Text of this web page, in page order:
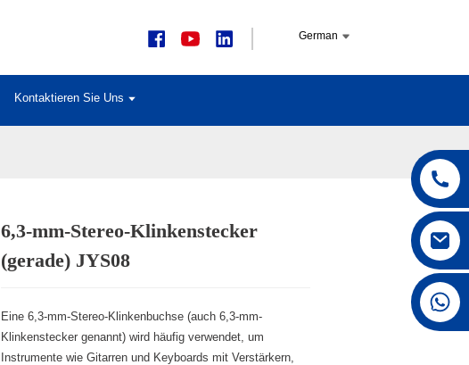
German
Kontaktieren Sie Uns
Loading...
Loading... Loading...
Loading...
6,3-mm-Stereo-Klinkenstecker
(gerade) JYS08
Eine 6,3-mm-Stereo-Klinkenbuchse (auch 6,3-mm-
Klinkenstecker genannt) wird häufig verwendet, um
Instrumente wie Gitarren und Keyboards mit Verstärkern,